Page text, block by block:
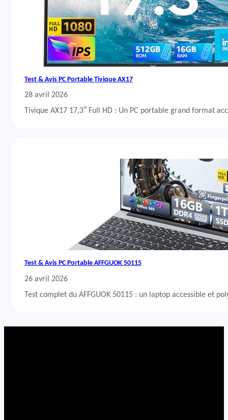
Test & Avis PC Portable Tivique AX17
28 avril 2026
Tivique AX17 17,3″ Full HD : Un PC portable grand format
Test & Avis PC Portable AFFGUOK 50115
26 avril 2026
Test complet du AFFGUOK 50115 : un laptop accessible